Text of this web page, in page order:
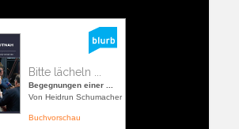
Bitte lächeln ...
Begegnungen einer ...
Von Heidrun Schumacher
Buchvorschau